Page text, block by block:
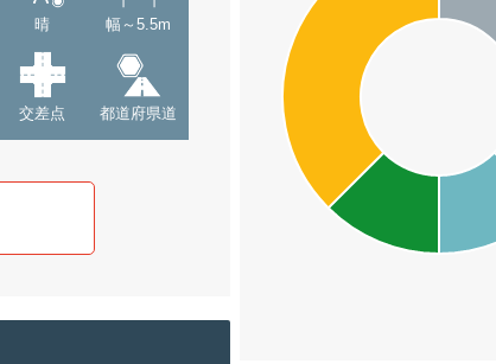
晴 幅～5.5m
交差点 都道府県道